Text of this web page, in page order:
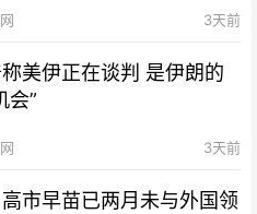
3天前
美伊正在谈判 是伊朗的
会”
3天前
高市早苗已两月未与外国领